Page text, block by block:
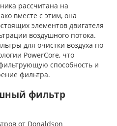
рассчитана на
вместе с этим, она
элементов двигателя
воздушного потока.
для очистки воздуха по
PowerCore, что
способность и
фильтра.
фильтр
от Donaldson